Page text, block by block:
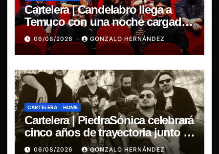
Cartelera | Candelabro llega a
Temuco con una noche cargada
de indie
06/08/2026 GONZALO HERNÁNDEZ
CARTELERA HOME
Cartelera | PiedraSónica celebrará
cinco años de trayectoria junto a
The Ganjas en el Bar de René
06/08/2026 GONZALO HERNÁNDEZ